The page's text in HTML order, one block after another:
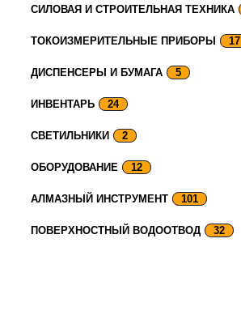
СИЛОВАЯ И СТРОИТЕЛЬНАЯ ТЕХНИКА
ТОКОИЗМЕРИТЕЛЬНЫЕ ПРИБОРЫ 17
ДИСПЕНСЕРЫ И БУМАГА 5
ИНВЕНТАРЬ 24
СВЕТИЛЬНИКИ 2
ОБОРУДОВАНИЕ 12
АЛМАЗНЫЙ ИНСТРУМЕНТ 101
ПОВЕРХНОСТНЫЙ ВОДООТВОД 32